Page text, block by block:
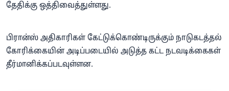
தேதிக்கு ஒத்திவைத்துள்ளது.
பிரான்ஸ் அதிகாரிகள் கேட்டுக்கொண்டிருக்கும் நாடுகடத்தல்
கோரிக்கையின் அடிப்படையில் அடுத்த கட்ட நடவடிக்கைகள்
தீர்மானிக்கப்படவுள்ளன.